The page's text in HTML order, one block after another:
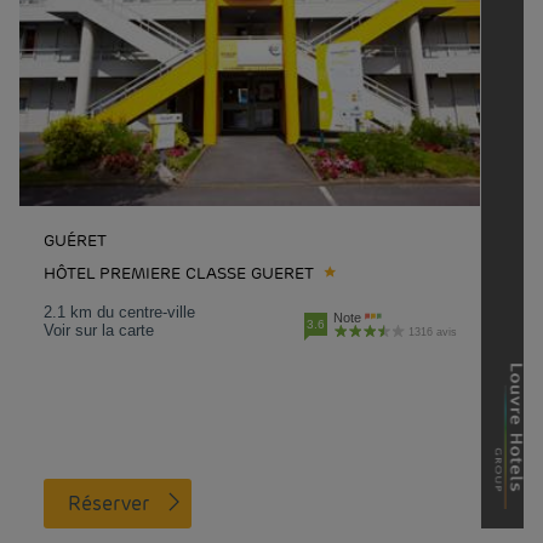
GUÉRET
HÔTEL PREMIERE CLASSE GUERET
2.1 km du centre-ville
Voir sur la carte
3.6 Note
1316 avis
Réserver